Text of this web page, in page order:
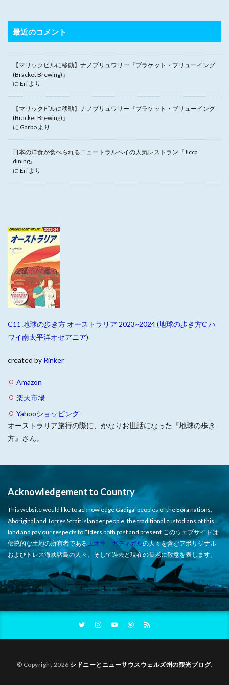
最近のコメント
【マリックビルに移動】ナノブリュワリー『ブラケット・ブリューイング
(Bracket Brewing)』
に Eri より
【マリックビルに移動】ナノブリュワリー『ブラケット・ブリューイング
(Bracket Brewing)』
に Garbo より
日本の洋食が食べられるニュートラルベイの人気レストラン『Jicca
dining』
に Eri より
C11 地球の歩き方 オーストラリア 2023~2024 (地球の歩き方C ハ
ワイ南太平洋オセアニア)
created by Rinker
Amazon
楽天市場
Yahooショッピング
オーストラリア旅行の際に、かなりお世話になった『地球の歩き
方』さん。
Acknowledgement to Country
This website would like to acknowledge Gadigal peoples of the Eora nations,
Aboriginal and Torres Strait Islander people, the traditional custodians of this
land and pay our respects to Elders both past and present.このウェブサイトは
伝統的な土地の所有者であるエオラ、ガディガルの人々を含むアボリジナル
およびトレス海峡諸島の人々、そして過去と現在の長老に敬意を表します。
© Copyright 2026 シドニーとニューサウスウェルズ州の観光ブログ.